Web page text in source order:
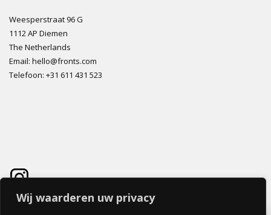
Wij waarderen uw privacy
Weesperstraat 96 G
1112 AP Diemen
The Netherlands
Email: hello@fronts.com
Telefoon: +31 611 431 523